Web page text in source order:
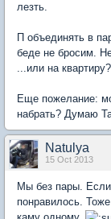
лезть.
П объединять в
беде не бросим.
...или на квартиру?
Еще пожелание:
набрать? Думаю
Natulya
15 Oct 2013
Мы без пары.
понравилось.